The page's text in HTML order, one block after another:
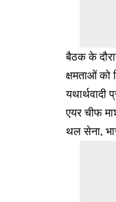
बैठक के
क्षमताओं को
यथार्थवादी
एयर चीफ
थल सेना,